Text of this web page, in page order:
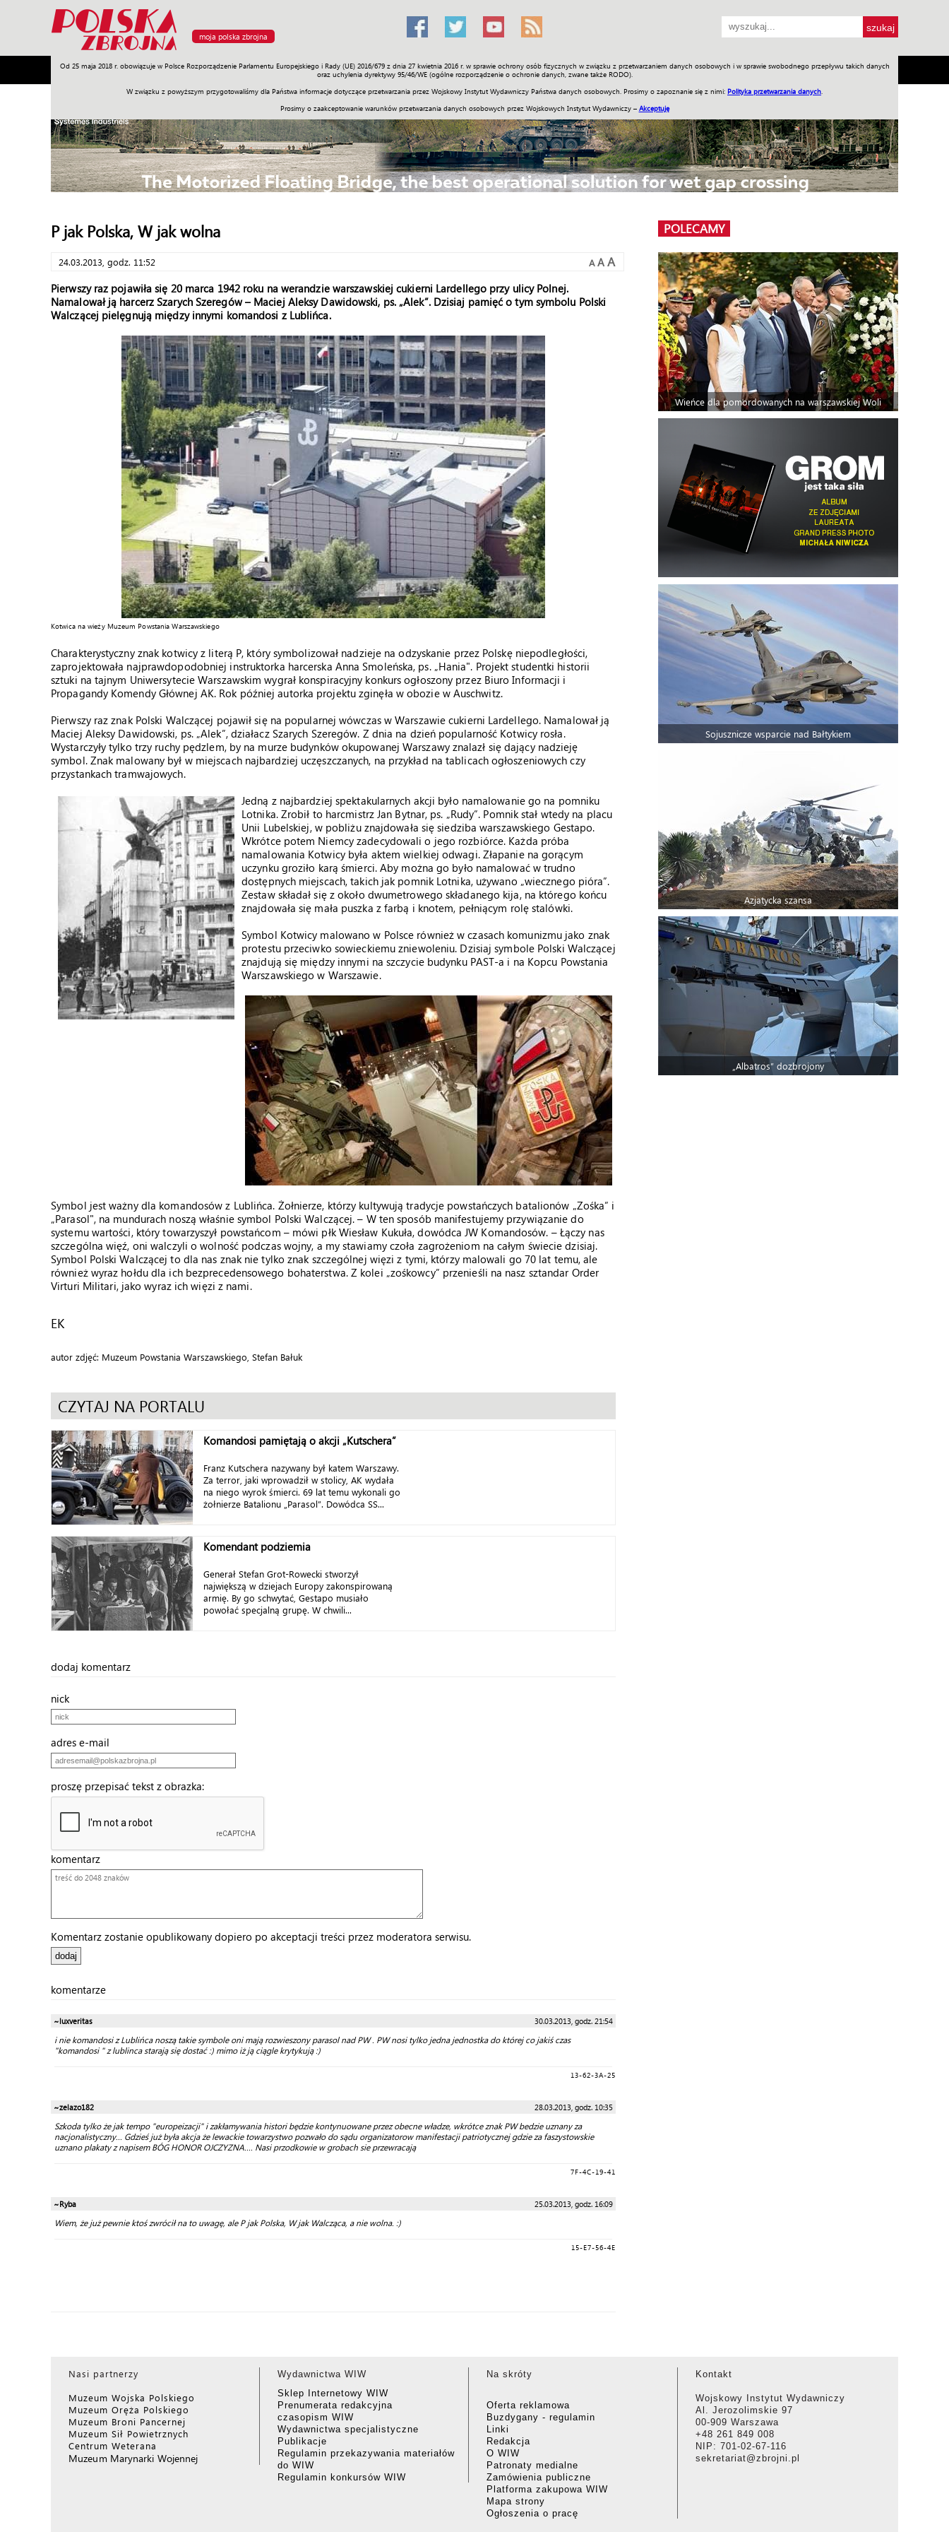
moja polska zbrojna
Od 25 maja 2018 r. obowiązuje w Polsce Rozporządzenie Parlamentu Europejskiego i Rady (UE) 2016/679 z dnia 27 kwietnia 2016 r. w sprawie ochrony osób fizycznych w związku z przetwarzaniem danych osobowych i w sprawie swobodnego przepływu takich danych
oraz uchylenia dyrektywy 95/46/WE (ogólne rozporządzenie o ochronie danych, zwane także RODO).
W związku z powyższym przygotowaliśmy dla Państwa informacje dotyczące przetwarzania przez Wojskowy Instytut Wydawniczy Państwa danych osobowych. Prosimy o zapoznanie się z nimi: Polityka przetwarzania danych
Prosimy o zaakceptowanie warunków przetwarzania danych osobowych przez Wojskowych Instytut Wydawniczy – Akceptuję
Armia Poligon Sprzęt Misje Polityka Prawo Świat Społeczność Sport Historia Galerie Wideo ENGLISH SKLEP Jednodniówki Praca w WIW
P jak Polska, W jak wolna
24.03.2013, godz. 11:52 A A A
Pierwszy raz pojawiła się 20 marca 1942 roku na werandzie warszawskiej cukierni Lardellego przy ulicy Polnej.
Namalował ją harcerz Szarych Szeregów – Maciej Aleksy Dawidowski, ps. „Alek”. Dzisiaj pamięć o tym symbolu Polski
Walczącej pielęgnują między innymi komandosi z Lublińca.
Kotwica na wieży Muzeum Powstania Warszawskiego
Charakterystyczny znak kotwicy z literą P, który symbolizował nadzieje na odzyskanie przez Polskę niepodległości,
zaprojektowała najprawdopodobniej instruktorka harcerska Anna Smoleńska, ps. „Hania". Projekt studentki historii
sztuki na tajnym Uniwersytecie Warszawskim wygrał konspiracyjny konkurs ogłoszony przez Biuro Informacji i
Propagandy Komendy Głównej AK. Rok później autorka projektu zginęła w obozie w Auschwitz.
Pierwszy raz znak Polski Walczącej pojawił się na popularnej wówczas w Warszawie cukierni Lardellego. Namalował ją
Maciej Aleksy Dawidowski, ps. „Alek”, działacz Szarych Szeregów. Z dnia na dzień popularność Kotwicy rosła.
Wystarczyły tylko trzy ruchy pędzlem, by na murze budynków okupowanej Warszawy znalazł się dający nadzieję
symbol. Znak malowany był w miejscach najbardziej uczęszczanych, na przykład na tablicach ogłoszeniowych czy
przystankach tramwajowych.
Jedną z najbardziej spektakularnych akcji było namalowanie go na pomniku
Lotnika. Zrobił to harcmistrz Jan Bytnar, ps. „Rudy”. Pomnik stał wtedy na placu
Unii Lubelskiej, w pobliżu znajdowała się siedziba warszawskiego Gestapo.
Wkrótce potem Niemcy zadecydowali o jego rozbiórce. Każda próba
namalowania Kotwicy była aktem wielkiej odwagi. Złapanie na gorącym
uczynku groziło karą śmierci. Aby można go było namalować w trudno
dostępnych miejscach, takich jak pomnik Lotnika, używano „wiecznego pióra”.
Zestaw składał się z około dwumetrowego składanego kija, na którego końcu
znajdowała się mała puszka z farbą i knotem, pełniącym rolę stalówki.
Symbol Kotwicy malowano w Polsce również w czasach komunizmu jako znak
protestu przeciwko sowieckiemu zniewoleniu. Dzisiaj symbole Polski Walczącej
znajdują się między innymi na szczycie budynku PAST-a i na Kopcu Powstania
Warszawskiego w Warszawie.
Symbol jest ważny dla komandosów z Lublińca. Żołnierze, którzy kultywują tradycje powstańczych batalionów „Zośka” i
„Parasol", na mundurach noszą właśnie symbol Polski Walczącej. – W ten sposób manifestujemy przywiązanie do
systemu wartości, który towarzyszył powstańcom – mówi płk Wiesław Kukuła, dowódca JW Komandosów. – Łączy nas
szczególna więź, oni walczyli o wolność podczas wojny, a my stawiamy czoła zagrożeniom na całym świecie dzisiaj.
Symbol Polski Walczącej to dla nas znak nie tylko znak szczególnej więzi z tymi, którzy malowali go 70 lat temu, ale
również wyraz hołdu dla ich bezprecedensowego bohaterstwa. Z kolei „zośkowcy” przenieśli na nasz sztandar Order
Virturi Militari, jako wyraz ich więzi z nami.
EK
autor zdjęć: Muzeum Powstania Warszawskiego, Stefan Bałuk
CZYTAJ NA PORTALU
Komandosi pamiętają o akcji „Kutschera”
Franz Kutschera nazywany był katem Warszawy.
Za terror, jaki wprowadził w stolicy, AK wydała
na niego wyrok śmierci. 69 lat temu wykonali go
żołnierze Batalionu „Parasol”. Dowódca SS...
Komendant podziemia
Generał Stefan Grot-Rowecki stworzył
największą w dziejach Europy zakonspirowaną
armię. By go schwytać, Gestapo musiało
powołać specjalną grupę. W chwili...
dodaj komentarz
nick
adres e-mail
proszę przepisać tekst z obrazka:
komentarz
Komentarz zostanie opublikowany dopiero po akceptacji treści przez moderatora serwisu.
komentarze
~luxveritas 30.03.2013, godz. 21:54
i nie komandosi z Lublińca noszą takie symbole oni mają rozwieszony parasol nad PW . PW nosi tylko jedna jednostka do której co jakiś czas
"komandosi " z lublinca starają się dostać :) mimo iż ją ciągle krytykują :)
13-62-3A-25
~zelazo182 28.03.2013, godz. 10:35
Szkoda tylko że jak tempo "europeizacji" i zakłamywania histori będzie kontynuowane przez obecne władze, wkrótce znak PW bedzie uznany za
nacjonalistyczny... Gdzieś już była akcja że lewackie towarzystwo pozwało do sądu organizatorow manifestacji patriotycznej gdzie za faszystowskie
uznano plakaty z napisem BÓG HONOR OJCZYZNA.... Nasi przodkowie w grobach sie przewracają
7F-4C-19-41
~Ryba 25.03.2013, godz. 16:09
Wiem, że już pewnie ktoś zwrócił na to uwagę, ale P jak Polska, W jak Walcząca, a nie wolna. :)
15-E7-56-4E
POLECAMY
Wieńce dla pomordowanych na warszawskiej Woli
Sojusznicze wsparcie nad Bałtykiem
Azjatycka szansa
„Albatros” dozbrojony
Nasi partnerzy
Muzeum Wojska Polskiego
Muzeum Oręża Polskiego
Muzeum Broni Pancernej
Muzeum Sił Powietrznych
Centrum Weterana
Muzeum Marynarki Wojennej
Wydawnictwa WIW
Sklep Internetowy WIW
Prenumerata redakcyjna
czasopism WIW
Wydawnictwa specjalistyczne
Publikacje
Regulamin przekazywania materiałów
do WIW
Regulamin konkursów WIW
Na skróty
Oferta reklamowa
Buzdygany - regulamin
Linki
Redakcja
O WIW
Patronaty medialne
Zamówienia publiczne
Platforma zakupowa WIW
Mapa strony
Ogłoszenia o pracę
Kontakt
Wojskowy Instytut Wydawniczy
Al. Jerozolimskie 97
00-909 Warszawa
+48 261 849 008
NIP: 701-02-67-116
sekretariat@zbrojni.pl